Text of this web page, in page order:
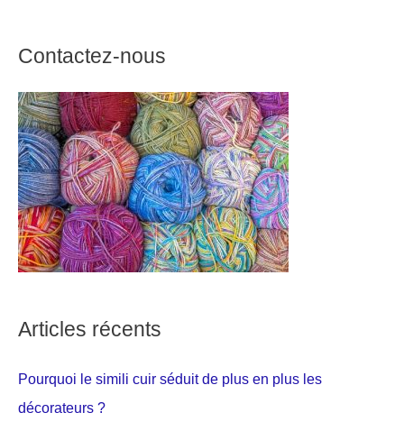
Contactez-nous
Articles récents
Pourquoi le simili cuir séduit de plus en plus les
décorateurs ?